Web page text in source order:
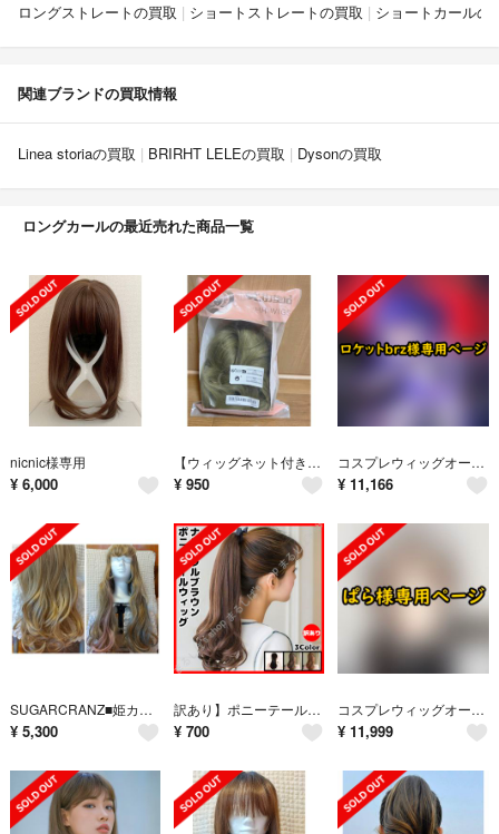
ロングストレートの買取 ショートストレートの買取 ショートカールの
関連ブランドの買取情報
Linea storiaの買取 BRIRHT LELEの買取 Dysonの買取
ロングカールの最近売れた商品一覧
nicnic様専用
¥ 6,000
【ウィッグネット付き】抹茶グリーン系 ミディアムロングウィッグ
¥ 950
コスプレウィッグオーダーロケットbrz様専用ページ
¥ 11,166
SUGARCRANZ■姫カットロングカールフルウィッグミルクティーブルーピンク
¥ 5,300
訳あり】ポニーテールウィッグ＜ナチュラルブラウン＞部分ウィッグ 巻き髪 送料無料
¥ 700
コスプレウィッグオーダーぱら様専用ページ
¥ 11,999